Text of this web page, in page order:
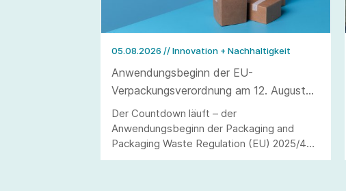
05.08.2026 // Innovation + Nachhaltigkeit
Anwendungsbeginn der EU-
Verpackungsverordnung am 12. August
2026
Der Countdown läuft – der
Anwendungsbeginn der Packaging and
Packaging Waste Regulation (EU) 2025/40
(kurz: PPWR) steht in den Startlöchern.